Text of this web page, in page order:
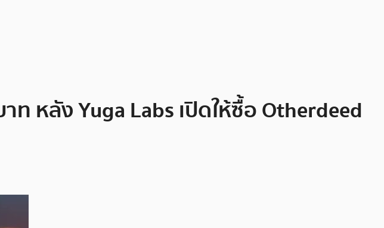
ท หลัง Yuga Labs เปิดให้ซื้อ Otherdeed